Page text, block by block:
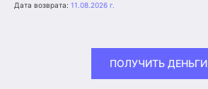
Дата возврата: 11.08.2026 г.
ПОЛУЧИТЬ ДЕНЬГИ